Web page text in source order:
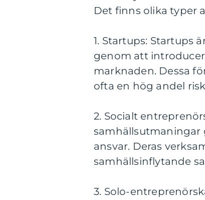
Det finns olika typer
1. Startups: Startups
genom att
marknaden. Dessa
ofta en hög andel
2. Socialt
samhällsutmaningar
ansvar. Deras
samhällsinflytande
3. Solo-